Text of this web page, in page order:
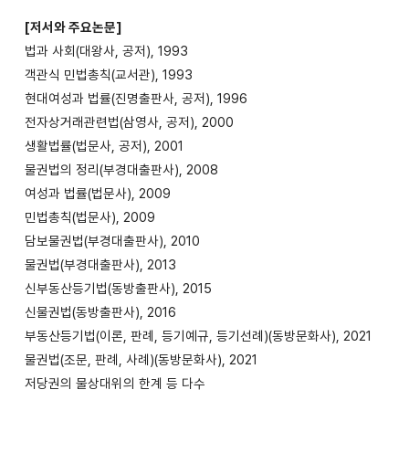
[저서와 주요논문]
법과 사회(대왕사, 공저), 1993
객관식 민법총칙(교서관), 1993
현대여성과 법률(진명출판사, 공저), 1996
전자상거래관련법(삼영사, 공저), 2000
생활법률(법문사, 공저), 2001
물권법의 정리(부경대출판사), 2008
여성과 법률(법문사), 2009
민법총칙(법문사), 2009
담보물권법(부경대출판사), 2010
물권법(부경대출판사), 2013
신부동산등기법(동방출판사), 2015
신물권법(동방출판사), 2016
부동산등기법(이론, 판례, 등기예규, 등기선례)(동방문화사), 2021
물권법(조문, 판례, 사례)(동방문화사), 2021
저당권의 물상대위의 한계 등 다수